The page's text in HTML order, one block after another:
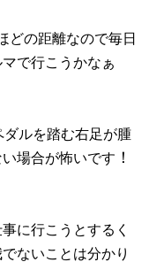
どの距離なので毎日
で行こうかなぁ
ダルを踏む右足が腫
場合が怖いです ！
に行こうとするく
ないことは分かり